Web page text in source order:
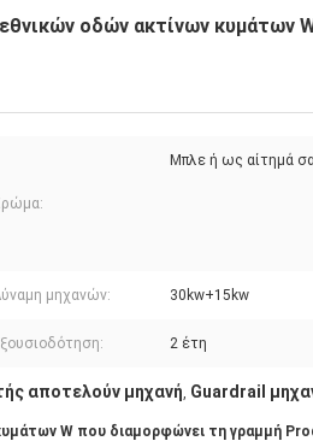
οδών ακτίνων κυμάτων
Μπλε ή ως αίτημά
μηχανών: 30kw+15kw
2 έτη
αποτελούν μηχανή Guardrail
W που διαμορφώνει τη γραμμή